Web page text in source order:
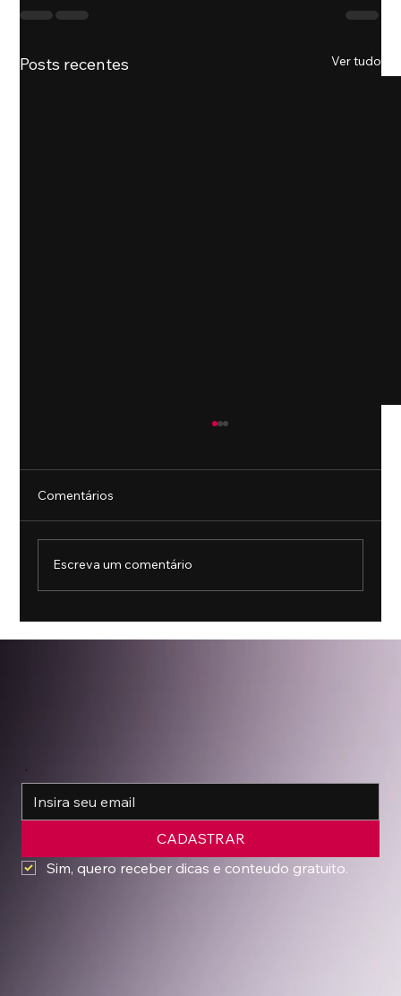
Posts recentes Ver tudo
Comentários
Escreva um comentário
*
CADASTRAR
Sim, quero receber dicas e conteudo gratuito.